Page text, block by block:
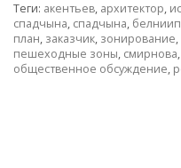
Теги: акентьев, архитектор,
спадчына, спадчына,
план, заказчик, зонирование,
пешеходные зоны, смирнова,
общественное обсуждение,